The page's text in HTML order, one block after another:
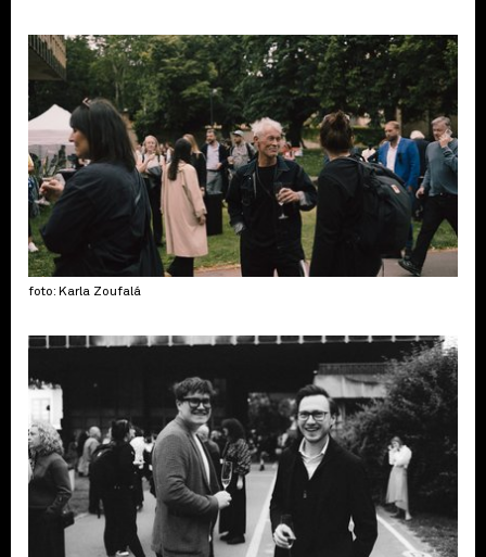
foto: Karla Zoufalá